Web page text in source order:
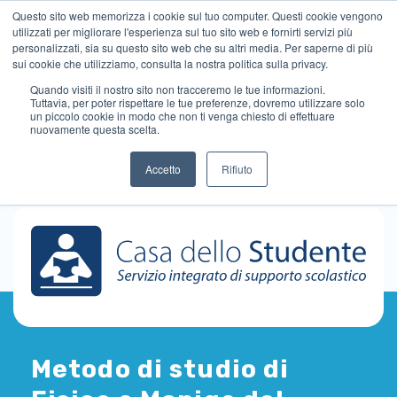
Questo sito web memorizza i cookie sul tuo computer. Questi cookie vengono
utilizzati per migliorare l'esperienza sul tuo sito web e fornirti servizi più
personalizzati, sia su questo sito web che su altri media. Per saperne di più
sui cookie che utilizziamo, consulta la nostra politica sulla privacy.
Quando visiti il ​​nostro sito non tracceremo le tue informazioni.
Tuttavia, per poter rispettare le tue preferenze, dovremo utilizzare solo
un piccolo cookie in modo che non ti venga chiesto di effettuare
nuovamente questa scelta.
Accetto Rifiuto
Metodo di studio di